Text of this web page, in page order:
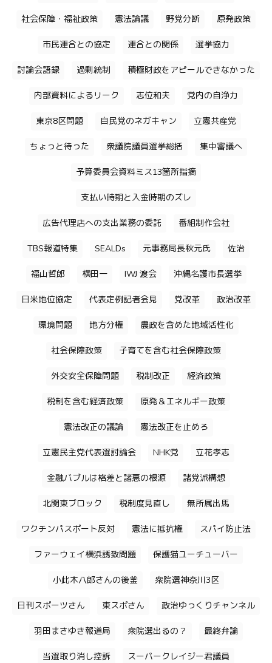
社会保障・福祉政策 憲法論議 野党分断 原発政策
市民連合との協定 連合との関係 選挙協力
討論会語録 過剰統制 積極財政をアピールできなかった
内部資料によるリーク 志位和夫 党内の自浄力
東京8区問題 自民党のネガキャン 立憲共産党
ちょっと待った 衆議院議員選挙総括 集中審議へ
予算委員会資料ミス13箇所指摘
支払い時期と入金時期のズレ
広告代理店への支出業務の委託 番組制作会社
TBS報道特集 SEALDs 元事務局長秋元氏 佐治
福山哲郎 横田一 IWJ 渡会 沖縄名護市長選挙
日米地位協定 代表定例記者会見 党改革 政治改革
環境問題 地方分権 農政を含めた地域活性化
社会保障政策 子育てを含む社会保障政策
外交安全保障問題 税制改正 経済政策
税制を含む経済政策 原発＆エネルギー政策
憲法改正の議論 憲法改正を止めろ
立憲民主党代表選討論会 NHK党 立花孝志
金融バブルは格差と諸悪の根源 諸党派構想
北関東ブロック 税制度見直し 無所属出馬
ワクチンパスポート反対 憲法に抵抗権 スパイ防止法
ファーウェイ横浜誘致問題 保護猫ユーチューバー
小此木八郎さんの後釜 衆院選神奈川3区
日刊スポーツさん 東スポさん 政治ゆっくりチャンネル
羽田まさゆき報道局 衆院選出るの？ 最終弁論
当選取り消し控訴 スーパークレイジー君議員